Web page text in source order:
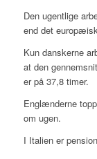
Den ugentlige
end det
Kun danskerne
at den
er på 37,8 timer.
Englænderne
om ugen.
I Italien er